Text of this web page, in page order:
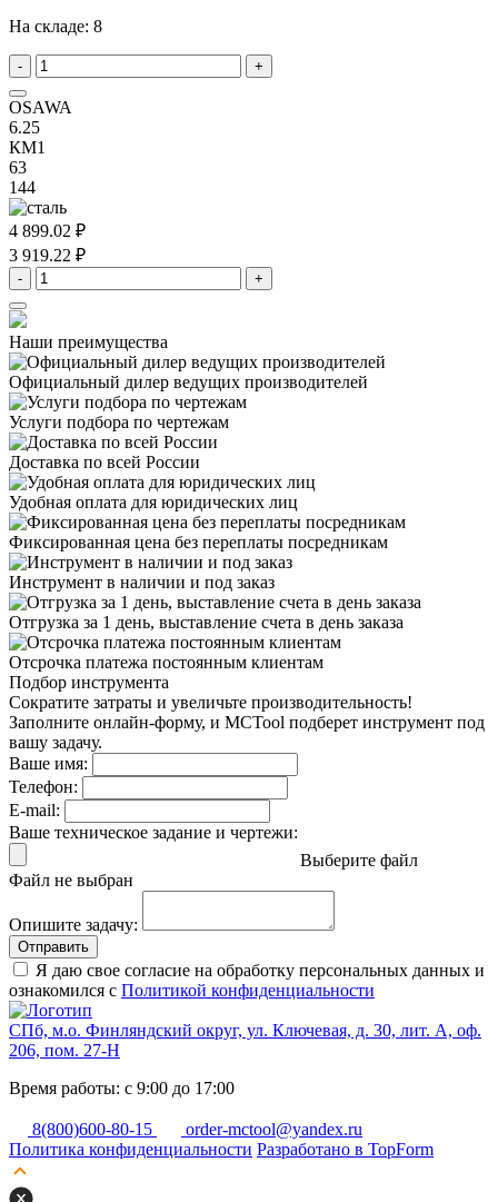
На складе: 8
- +
OSAWA
6.25
КМ1
63
144
4 899.02 ₽
3 919.22 ₽
- +
Наши преимущества
Официальный дилер ведущих производителей
Услуги подбора по чертежам
Доставка по всей России
Удобная оплата для юридических лиц
Фиксированная цена без переплаты посредникам
Инструмент в наличии и под заказ
Отгрузка за 1 день, выставление счета в день заказа
Отсрочка платежа постоянным клиентам
Подбор инструмента
Сократите затраты и увеличьте производительность!
Заполните онлайн-форму, и MCTool подберет инструмент под
вашу задачу.
Ваше имя:
Телефон:
E-mail:
Ваше техническое задание и чертежи:
Выберите файл
Файл не выбран
Опишите задачу:
Отправить
Я даю свое согласие на обработку персональных данных и
ознакомился с Политикой конфиденциальности
СПб, м.о. Финляндский округ, ул. Ключевая, д. 30, лит. А, оф.
206, пом. 27-Н
Время работы: с 9:00 до 17:00
8(800)600-80-15
order-mctool@yandex.ru
Политика конфиденциальности Разработано в TopForm